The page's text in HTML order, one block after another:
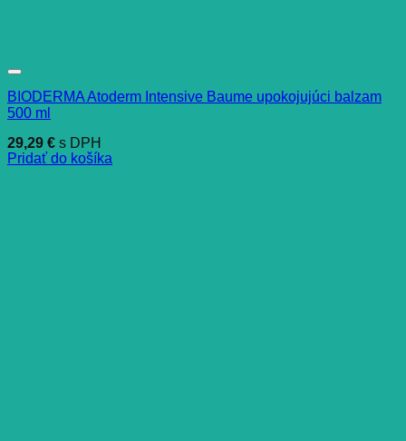
BIODERMA Atoderm Intensive Baume upokojujúci balzam
500 ml
29,29 € s DPH
Pridať do košíka